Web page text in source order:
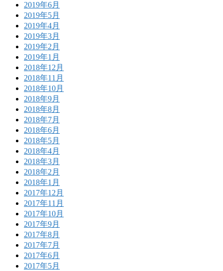
2019年6月
2019年5月
2019年4月
2019年3月
2019年2月
2019年1月
2018年12月
2018年11月
2018年10月
2018年9月
2018年8月
2018年7月
2018年6月
2018年5月
2018年4月
2018年3月
2018年2月
2018年1月
2017年12月
2017年11月
2017年10月
2017年9月
2017年8月
2017年7月
2017年6月
2017年5月